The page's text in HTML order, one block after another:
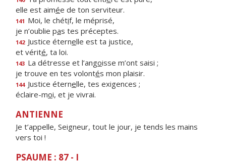
elle est aimée de ton serviteur.
141 Moi, le chétif, le méprisé,
je n’oublie pas tes préceptes.
142 Justice éternelle est ta justice,
et vérité, ta loi.
143 La détresse et l’angoisse m’ont saisi ;
je trouve en tes volontés mon plaisir.
144 Justice éternelle, tes exigences ;
éclaire-moi, et je vivrai.
ANTIENNE
Je t’appelle, Seigneur, tout le jour, je tends les mains
vers toi !
PSAUME : 87 - I